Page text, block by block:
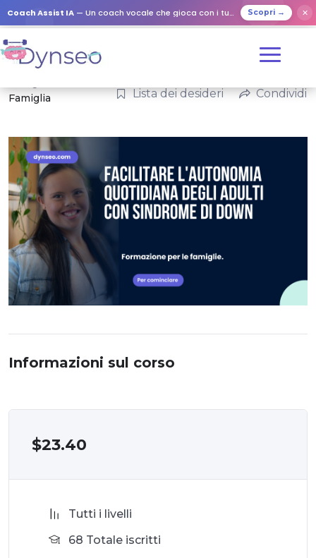
Coach Assist IA — Un coach vocale che gioca con i tuoi cari Scopri → ✕
Famiglia
Lista dei desideri Condividi
Informazioni sul corso
$23.40
Tutti i livelli
68 Totale iscritti